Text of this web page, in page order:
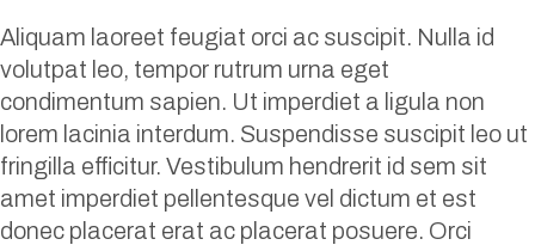
Aliquam laoreet feugiat orci ac suscipit. Nulla id
volutpat leo, tempor rutrum urna eget
condimentum sapien. Ut imperdiet a ligula non
lorem lacinia interdum. Suspendisse suscipit leo ut
fringilla efficitur. Vestibulum hendrerit id sem sit
amet imperdiet pellentesque vel dictum et est
donec placerat erat ac placerat posuere. Orci